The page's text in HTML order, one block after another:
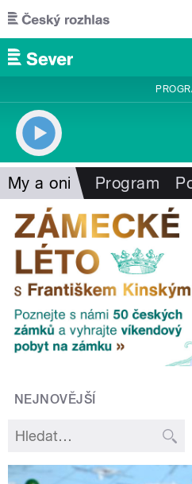
Přejít k hlavnímu obsahu
My a oni Program
NEJNOVĚJŠÍ